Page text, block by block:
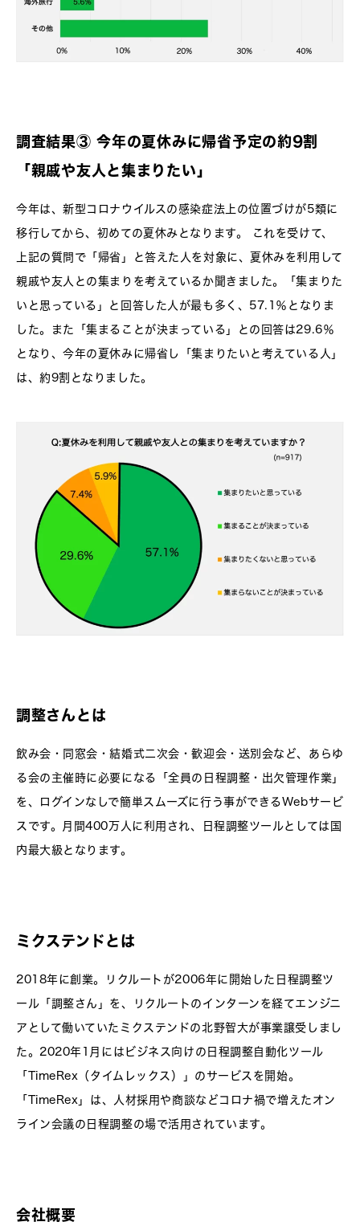
調査結果③ 今年の夏休みに帰省予定の約9割
「親戚や友人と集まりたい」
今年は、新型コロナウイルスの感染症法上の位置づけが5類に
移行してから、初めての夏休みとなります。 これを受けて、
上記の質問で「帰省」と答えた人を対象に、夏休みを利用して
親戚や友人との集まりを考えているか聞きました。「集まりた
いと思っている」と回答した人が最も多く、57.1％となりま
した。また「集まることが決まっている」との回答は29.6％
となり、今年の夏休みに帰省し「集まりたいと考えている人」
は、約9割となりました。
調整さんとは
飲み会・同窓会・結婚式二次会・歓迎会・送別会など、あらゆ
る会の主催時に必要になる「全員の日程調整・出欠管理作業」
を、ログインなしで簡単スムーズに行う事ができるWebサービ
スです。月間400万人に利用され、日程調整ツールとしては国
内最大級となります。
ミクステンドとは
2018年に創業。リクルートが2006年に開始した日程調整ツ
ール「調整さん」を、リクルートのインターンを経てエンジニ
アとして働いていたミクステンドの北野智大が事業譲受しまし
た。2020年1月にはビジネス向けの日程調整自動化ツール
「TimeRex（タイムレックス）」のサービスを開始。
「TimeRex」は、人材採用や商談などコロナ禍で増えたオン
ライン会議の日程調整の場で活用されています。
会社概要